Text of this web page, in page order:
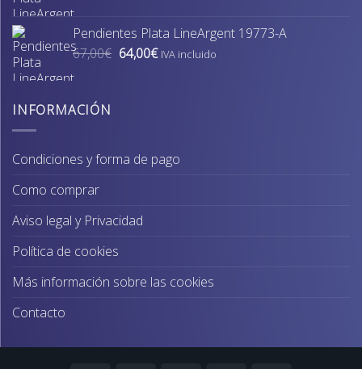
era:
74,00€.
es:
70,00€.
Pendientes Plata LineArgent 19773-A
67,00€ El
64,00€ElIVA incluido
INFORMACIÓN
Condiciones y forma de pago
Como comprar
Aviso legal y Privacidad
Política de cookies
Más información sobre las cookies
Contacto